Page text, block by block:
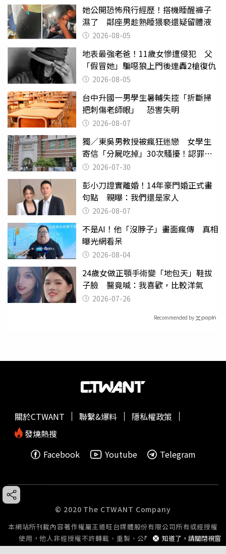
她公開恐怖飛行經歷！搭機睡醒褲子
濕了 鄰座男趁熟睡猥褻還疑留體液
2026-08-05
地表最強老爸！11歲女慘遭侵犯 父
「假冒她」騙噁狼上門後連轟2槍復仇
2026-08-05
台中升國一男學生暑輔失控「折斷掃
把刺傷老師眼」 恐害失明
2026-08-07
獨／東吳男教授被瘋狂迷戀 女學生
寄信「分屍吃掉」30次騷擾！認罪免
關 2026-07-30
彭小刀證實離婚！14年豪門婚正式畫
句點 親曝：我們還是家人
2026-08-07
不是AI！他「沒脖子」畫面瘋傳 真相
曝光網看呆
2026-08-04
24歲女做正顎手術變「地包天」鞋拔
子臉 醫竟喊：我喜歡，比較洋氣
2026-07-26
Recommended by
知道了，請關閉視窗
關於CTWANT 聯繫&爆料
隱私權政策
發燒熱搜
Facebook
Youtube Telegram
© 2020 The CTWANT Company
本網站所刊載內容著作權屬王道旺台媒體股份有限公司所有或經授權
使用，他人非經授權不許轉載、重製、公開播送或公開傳輸。